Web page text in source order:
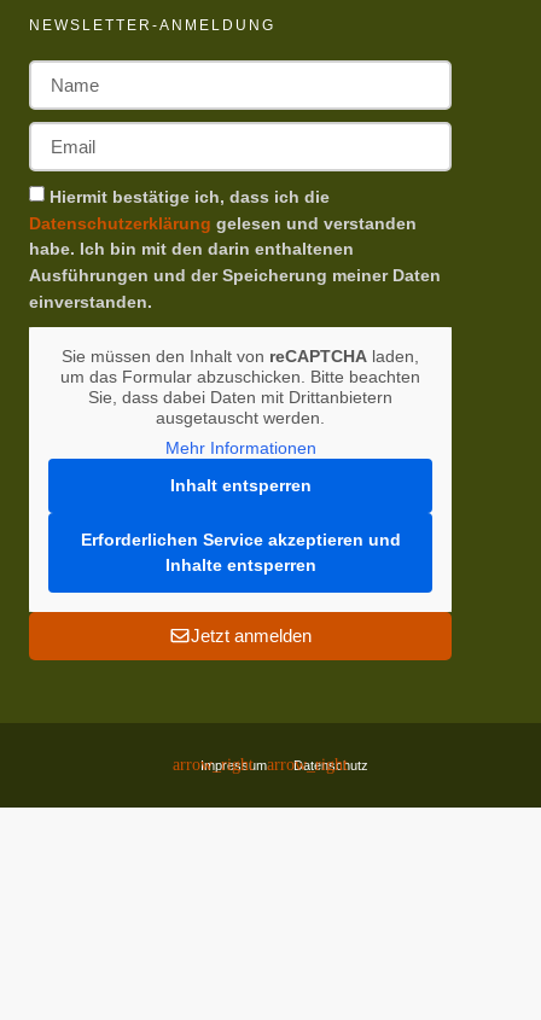
NEWSLETTER-ANMELDUNG
Hiermit bestätige ich, dass ich die
Datenschutzerklärung gelesen und verstanden
habe. Ich bin mit den darin enthaltenen
Ausführungen und der Speicherung meiner Daten
einverstanden.
Sie müssen den Inhalt von reCAPTCHA laden,
um das Formular abzuschicken. Bitte beachten
Sie, dass dabei Daten mit Drittanbietern
ausgetauscht werden.
Mehr Informationen
Inhalt entsperren
Erforderlichen Service akzeptieren und
Inhalte entsperren
Jetzt anmelden
Impressum Datenschutz